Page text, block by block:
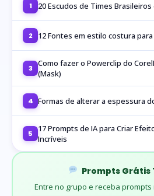
1 20 Escudos de Times Brasileiros
2 12 Fontes em estilo costura
3 Como fazer o Powerclip do
(Mask)
4 Formas de alterar a espessura
5
17 Prompts de IA para Criar
Incríveis
Prompts Grátis
Entre no grupo e receba